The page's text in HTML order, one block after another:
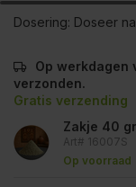
Dosering: Doseer
Op werkdagen
verzonden.
Gratis verzending
Zakje 40
Art# 16007S
Op voorraad